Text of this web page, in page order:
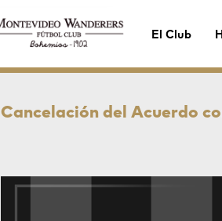
El Club
Cancelación del Acuerdo